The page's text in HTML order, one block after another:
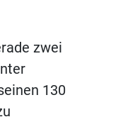
zwei
130